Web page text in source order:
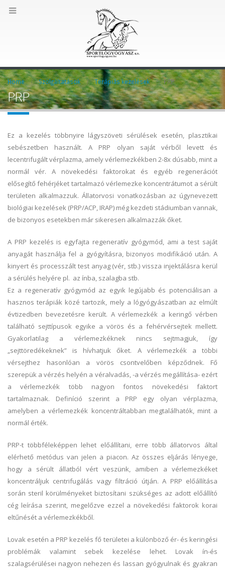
Home Szolgáltatások Terápiás kezelések PRP
PRP
Ez a kezelés többnyire lágyszöveti sérülések esetén, plasztikai
sebészetben használt. A PRP olyan saját vérből levett és
lecentrifugált vérplazma, amely vérlemezkékben 2-8x dúsabb, mint a
normál vér. A növekedési faktorokat és egyéb regenerációt
elősegítő fehérjéket tartalmazó vérlemezke koncentrátumot a sérült
területen alkalmazzuk. Állatorvosi vonatkozásban az úgynevezett
biológiai kezelések (PRP/ACP, IRAP) még kezdeti stádiumban vannak,
de bizonyos esetekben már sikeresen alkalmazzák őket.
A PRP kezelés is egyfajta regeneratív gyógymód, ami a test saját
anyagát használja fel a gyógyításra, bizonyos modifikáció után. A
kinyert és processzált test anyag (vér, stb.) vissza injektálásra kerül
a sérülés helyére pl. az ínba, szalagba stb.
Ez a regeneratív gyógymód az egyik legújabb és potenciálisan a
hasznos terápiák közé tartozik, mely a lógyógyászatban az elmúlt
évtizedben bevezetésre került. A vérlemezkék a keringő vérben
található sejttípusok egyike a vörös és a fehérvérsejtek mellett.
Gyakorlatilag a vérlemezkéknek nincs sejtmagjuk, így
„sejttöredékeknek” is hívhatjuk őket. A vérlemezkék a többi
vérsejthez hasonlóan a vörös csontvelőben képződnek. Fő
szerepük a vérzés helyén a véralvadás, -a vérzés megállítása- ezért
a vérlemezkék több nagyon fontos növekedési faktort
tartalmaznak. Definíció szerint a PRP egy olyan vérplazma,
amelyben a vérlemezkék koncentráltabban megtalálhatók, mint a
normál érték.
PRP-t többféleképpen lehet előállítani, erre több állatorvos által
elérhető metódus van jelen a piacon. Az összes eljárás lényege,
hogy a sérült állatból vért veszünk, amiben a vérlemezkéket
koncentráljuk centrifugálás vagy filtráció útján. A PRP előállítása
során steril körülményeket biztosítani szükséges az adott előállító
cég leírása szerint, megelőzve ezzel a növekedési faktorok korai
eltűnését a vérlemezkékből.
Lovak esetén a PRP kezelés fő területei a különböző ér- és keringési
problémák valamint sebek kezelése lehet. Lovak ín-és
szalagsérülései nagyon nehezen és lassan gyógyulnak és gyakran